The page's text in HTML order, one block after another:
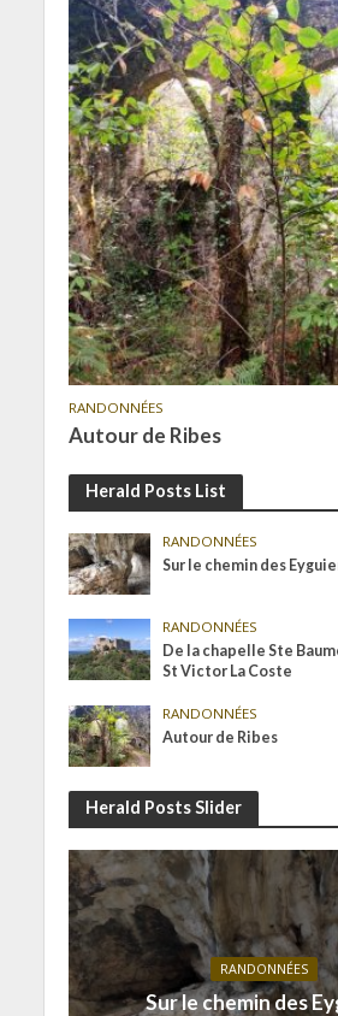
RANDONNÉES
Autour de Ribes
Herald Posts List
RANDONNÉES
Sur le chemin des
RANDONNÉES
De la chapelle Ste
St Victor La Coste
RANDONNÉES
Autour de Ribes
Herald Posts Slider
RANDONNÉES
Sur le chemin des